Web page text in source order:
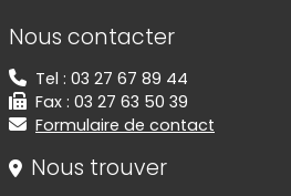
Informations de contact
Nous contacter
Tel : 03 27 67 89 44
Fax : 03 27 63 50 39
Formulaire de contact
Nous trouver